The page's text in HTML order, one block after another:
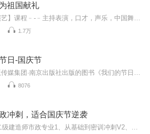
祖国献礼
1.7万
日-国庆节
8076
冲刺，适合国庆节逆袭